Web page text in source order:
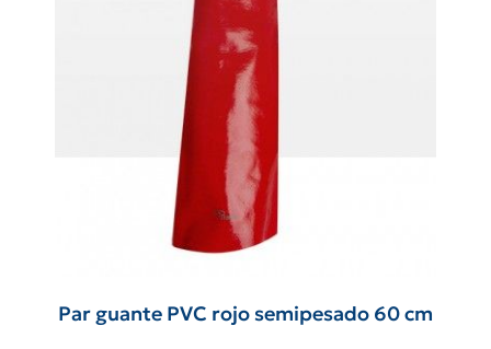
Par guante PVC rojo semipesado 60 cm